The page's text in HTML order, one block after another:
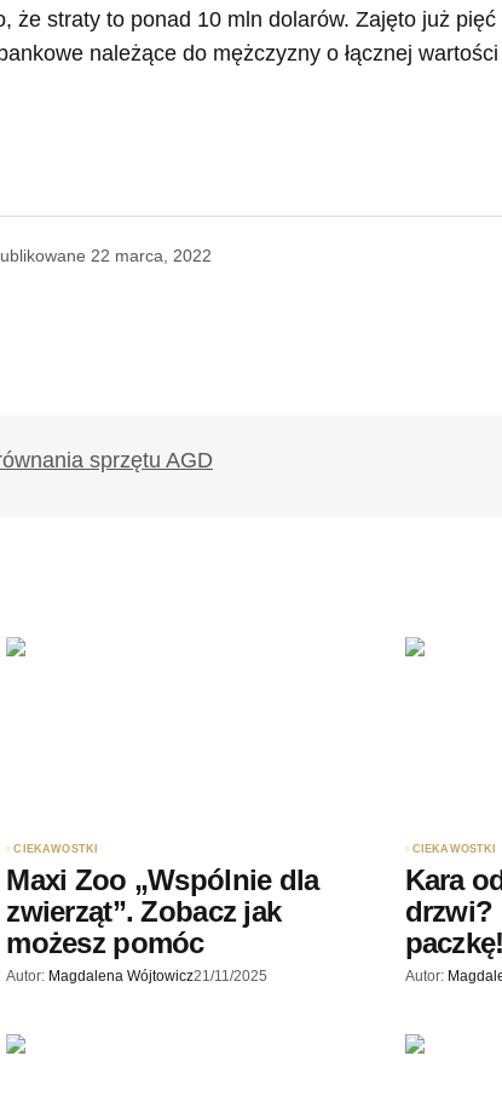
że straty to ponad 10 mln dolarów. Zajęto już pięć
należące do mężczyzny o łącznej
22 marca, 2022
CIEKAWOSTKI
Maxi Zoo „Wspólnie dla
zwierząt”. Zobacz jak
możesz pomóc
Autor: Magdalena Wójtowicz21/11/2025
CIEKAWOSTKI
Kara
drzwi?
paczkę!
Autor: